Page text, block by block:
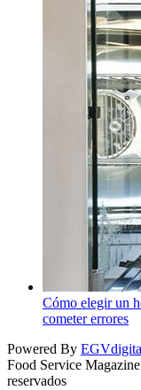
Cómo elegir un
cometer errores
Powered By
Food Service
reservados